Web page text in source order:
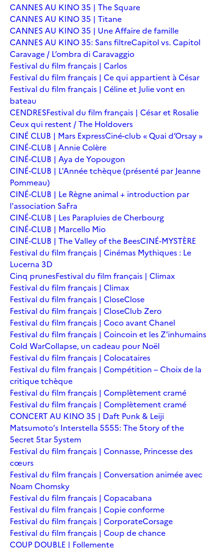
CANNES AU KINO 35 | The Square
CANNES AU KINO 35 | Titane
CANNES AU KINO 35 | Une Affaire de famille
CANNES AU KINO 35: Sans filtreCapitol vs. Capitol
Caravage / L’ombra di Caravaggio
Festival du film français | Carlos
Festival du film français | Ce qui appartient à César
Festival du film français | Céline et Julie vont en
bateau
CENDRESFestival du film français | César et Rosalie
Ceux qui restent / The Holdovers
CINÉ CLUB | Mars ExpressCiné-club « Quai d’Orsay »
CINÉ-CLUB | Annie Colère
CINÉ-CLUB | Aya de Yopougon
CINÉ-CLUB | L'Année tchèque (présenté par Jeanne
Pommeau)
CINÉ-CLUB | Le Règne animal + introduction par
l'association SaFra
CINÉ-CLUB | Les Parapluies de Cherbourg
CINÉ-CLUB | Marcello Mio
CINÉ-CLUB | The Valley of the BeesCINÉ-MYSTÈRE
Festival du film français | Cinémas Mythiques : Le
Lucerna 3D
Cinq prunesFestival du film français | Climax
Festival du film français | Climax
Festival du film français | CloseClose
Festival du film français | CloseClub Zero
Festival du film français | Coco avant Chanel
Festival du film français | Coincoin et les Z'inhumains
Cold WarCollapse, un cadeau pour Noël
Festival du film français | Colocataires
Festival du film français | Compétition – Choix de la
critique tchèque
Festival du film français | Complètement cramé
Festival du film français | Complètement cramé
CONCERT AU KINO 35 | Daft Punk & Leiji
Matsumoto’s Interstella 5555: The 5tory of the
5ecret 5tar 5ystem
Festival du film français | Connasse, Princesse des
cœurs
Festival du film français | Conversation animée avec
Noam Chomsky
Festival du film français | Copacabana
Festival du film français | Copie conforme
Festival du film français | CorporateCorsage
Festival du film français | Coup de chance
COUP DOUBLE | Follemente